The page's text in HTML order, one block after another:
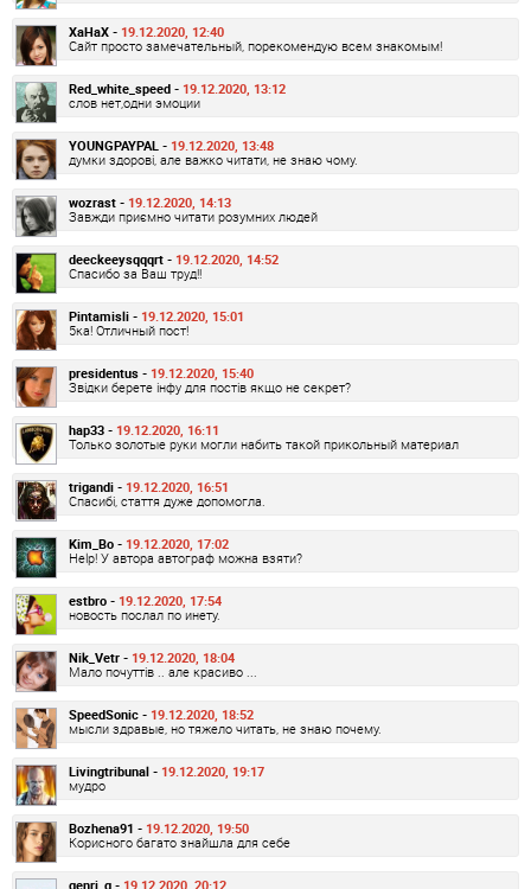
XaHaX - 19.12.2020, 12:40
Сайт просто замечательный, порекомендую всем знакомым!
Red_white_speed - 19.12.2020, 13:12
слов нет,одни эмоции
YOUNGPAYPAL - 19.12.2020, 13:48
думки здорові, але важко читати, не знаю чому.
wozrast - 19.12.2020, 14:13
Завжди приємно читати розумних людей
deeckeeysqqqrt - 19.12.2020, 14:52
Спасибо за Ваш труд!!
Pintamisli - 19.12.2020, 15:01
5ка! Отличный пост!
presidentus - 19.12.2020, 15:40
Звідки берете інфу для постів якщо не секрет?
hap33 - 19.12.2020, 16:11
Только золотые руки могли набить такой прикольный материал
trigandi - 19.12.2020, 16:51
Спасибі, стаття дуже допомогла.
Kim_Bo - 19.12.2020, 17:02
Help! У автора автограф можна взяти?
estbro - 19.12.2020, 17:54
новость послал по инету.
Nik_Vetr - 19.12.2020, 18:04
Мало почуттів .. але красиво ...
SpeedSonic - 19.12.2020, 18:52
мысли здравые, но тяжело читать, не знаю почему.
Livingtribunal - 19.12.2020, 19:17
мудро
Bozhena91 - 19.12.2020, 19:50
Корисного багато знайшла для себе
genri_g - 19.12.2020, 20:12